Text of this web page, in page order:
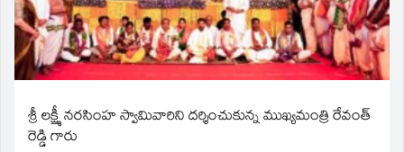
శ్రీ లక్ష్మీ నరసింహ స్వామివారిని దర్శించుకున్న ముఖ్యమంత్రి రేవంత్
రెడ్డి గారు